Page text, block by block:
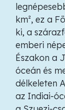
km², ez a
ki, a
emberi
Északon a
óceán és
délkeleten
az Indiai-